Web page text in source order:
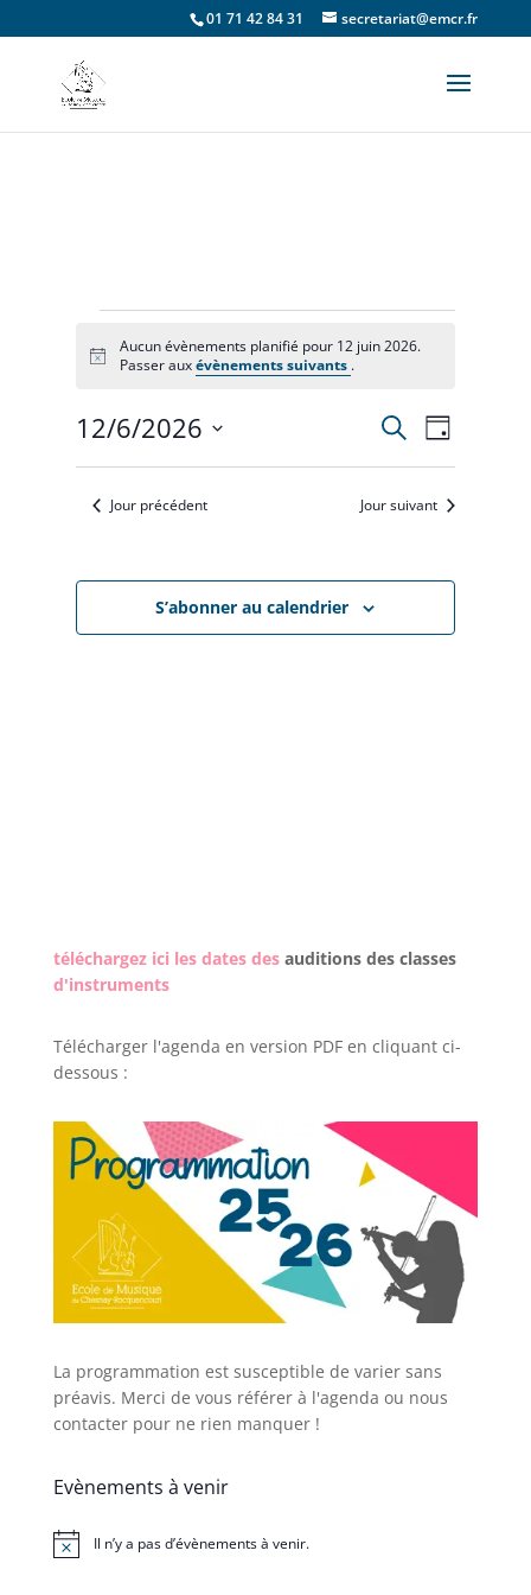
01 71 42 84 31 secretariat@emcr.fr
Évènements
12
juin
Notice
Aucun évènements planifié pour 12 juin 2026.
Passer auxévènements suivants .
Recherche
et
Recherche
de
vues
Jour
12/6/2026
date.Jour précédent Jour suivant
S’abonner au calendrier
téléchargez ici les dates des auditions des classes
d'instruments
Télécharger l'agenda en version PDF en cliquant ci-
dessous :
La programmation est susceptible de varier sans
préavis. Merci de vous référer à l'agenda ou nous
contacter pour ne rien manquer !
Evènements à venir
Notice Il n’y a pas d’évènements à venir.